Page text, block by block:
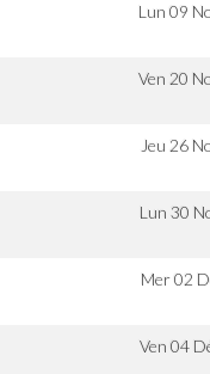
Lun 09
Ven 20
Jeu 26
Lun 30
Mer 02
Ven 04